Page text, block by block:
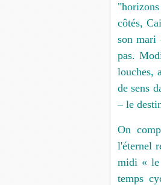
côtés,
son
pas.
louches,
de sens
– le
On
l'éternel
midi « le
temps